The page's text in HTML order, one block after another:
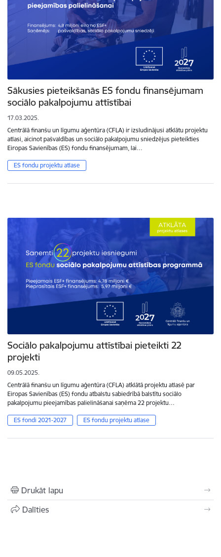
Sākusies pieteikšanās ES fondu finansējumam
sociālo pakalpojumu attīstībai
17.03.2025.
Centrālā finanšu un līgumu aģentūra (CFLA) ir izsludinājusi atklātu projektu
atlasi, aicinot pašvaldības un sociālo pakalpojumu sniedzējus pieteikties
Eiropas Savienības (ES) fondu finansējumam, lai…
ES fondu projektu atlase
Sociālo pakalpojumu attīstībai pieteikti 22
projekti
09.05.2025.
Centrālā finanšu un līgumu aģentūra (CFLA) atklātā projektu atlasē par
Eiropas Savienības (ES) fondu atbalstu sabiedrībā balstītu sociālo
pakalpojumu pieejamības palielināšanai saņēma 22 projektu…
ES fondi 2021-2027 ES fondu projektu atlase
Drukāt lapu
Dalīties